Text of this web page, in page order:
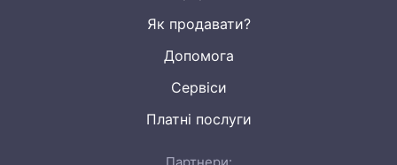
Як продавати?
Допомога
Сервіси
Платні послуги